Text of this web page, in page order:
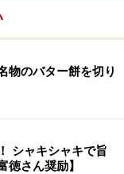
2 （みじん切り）
小さじ1/3
物のバター餅を切り
シャキシャキで旨
徳さん奨励】